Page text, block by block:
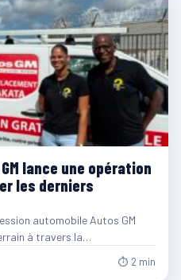
lance une opération
les derniers
automobile Autos GM
à travers la…
⏱ 2 min